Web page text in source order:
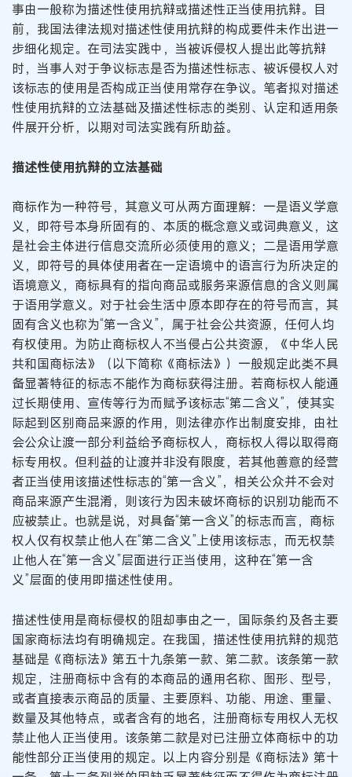
事由一般称为描述性使用抗辩或描述性正当使用抗辩。目
前，我国法律法规对描述性使用抗辩的构成要件未作出进一
步细化规定。在司法实践中，当被诉侵权人提出此等抗辩
时，当事人对于争议标志是否为描述性标志、被诉侵权人对
该标志的使用是否构成正当使用常存在争议。笔者拟对描述
性使用抗辩的立法基础及描述性标志的类别、认定和适用条
件展开分析，以期对司法实践有所助益。
描述性使用抗辩的立法基础
商标作为一种符号，其意义可从两方面理解：一是语义学意
义，即符号本身所固有的、本质的概念意义或词典意义，这
是社会主体进行信息交流所必须使用的意义；二是语用学意
义，即符号的具体使用者在一定语境中的语言行为所决定的
语境意义，商标具有的指向商品或服务来源信息的含义则属
于语用学意义。对于社会生活中原本即存在的符号而言，其
固有含义也称为“第一含义”，属于社会公共资源，任何人均
有权使用。为防止商标权人不当侵占公共资源，《中华人民
共和国商标法》（以下简称《商标法》）一般规定此类不具
备显著特征的标志不能作为商标获得注册。若商标权人能通
过长期使用、宣传等行为而赋予该标志“第二含义”，使其实
际起到区别商品来源的作用，则法律亦作出制度安排，由社
会公众让渡一部分利益给予商标权人，商标权人得以取得商
标专用权。但利益的让渡并非没有限度，若其他善意的经营
者正当使用该描述性标志的“第一含义”，相关公众并不会对
商品来源产生混淆，则该行为因未破坏商标的识别功能而不
应被禁止。也就是说，对具备“第一含义”的标志而言，商标
权人仅有权禁止他人在“第二含义”上使用该标志，而无权禁
止他人在“第一含义”层面进行正当使用，这种在“第一含
义”层面的使用即描述性使用。
描述性使用是商标侵权的阻却事由之一，国际条约及各主要
国家商标法均有明确规定。在我国，描述性使用抗辩的规范
基础是《商标法》第五十九条第一款、第二款。该条第一款
规定，注册商标中含有的本商品的通用名称、图形、型号，
或者直接表示商品的质量、主要原料、功能、用途、重量、
数量及其他特点，或者含有的地名，注册商标专用权人无权
禁止他人正当使用。该条第二款是对已注册立体商标中的功
能性部分正当使用的规定。以上内容分别是《商标法》第十